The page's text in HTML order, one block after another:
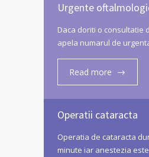
Urgente
Daca doriti o consultatie
apela numarul de
Read more
Operatii cataracta
Operatia de cataracta
minute iar anestezia